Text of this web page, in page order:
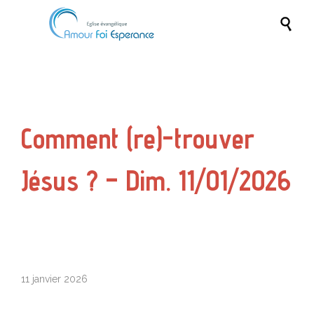

Comment (re)-trouver
Jésus ? – Dim. 11/01/2026
11 janvier 2026